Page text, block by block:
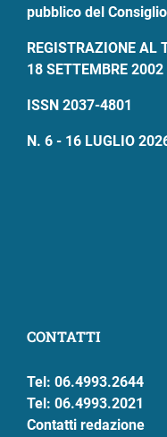
pubblico del
REGISTRAZIONE AL
18 SETTEMBRE 2002
ISSN 2037-4801
N. 6 - 16 LUGLIO
CONTATTI
Tel: 06.4993.2644
Tel: 06.4993.2021
Contatti redazione